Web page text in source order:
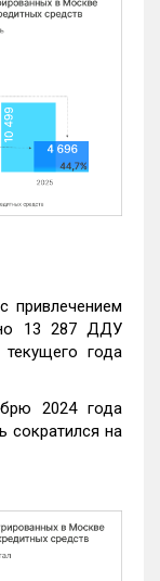
привлечением
13 287 ДДУ
года
2024 года
сократился на